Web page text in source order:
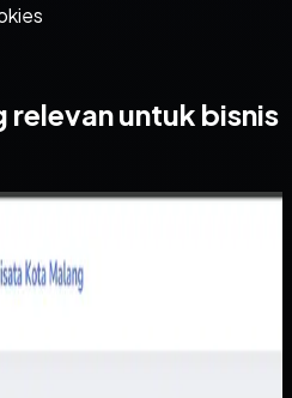
relevan untuk bisnis
Kota Malang